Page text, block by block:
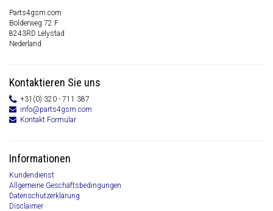
Parts4gsm.com
Bolderweg 72 F
8243RD Lelystad
Nederland
Kontaktieren Sie uns
+31(0) 320 - 711 387
info@parts4gsm.com
Kontakt Formular
Informationen
Kundendienst
Allgemeine Geschäftsbedingungen
Datenschutzerklärung
Disclaimer